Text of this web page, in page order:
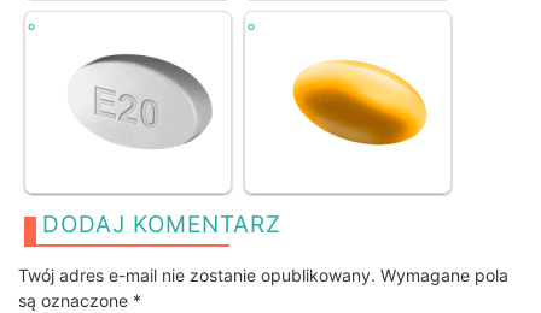
DODAJ KOMENTARZ
Twój adres e-mail nie zostanie opublikowany. Wymagane pola
są oznaczone *